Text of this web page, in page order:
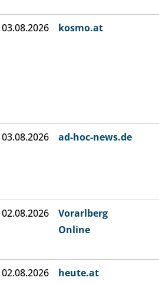
03.08.2026 kosmo.at
03.08.2026 ad-hoc-news.de
02.08.2026
Vorarlberg
Online
02.08.2026 heute.at